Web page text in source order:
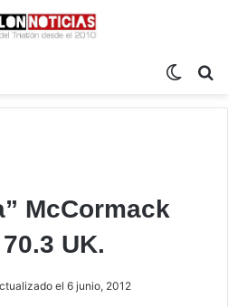
McCormack
UK.
el 6 junio, 2012